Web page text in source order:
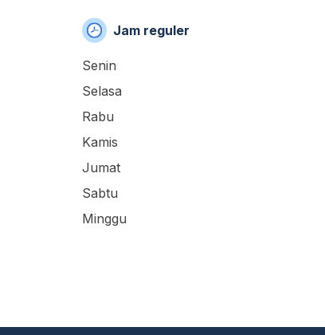
Jam reguler
Senin
Selasa
Rabu
Kamis
Jumat
Sabtu
Minggu